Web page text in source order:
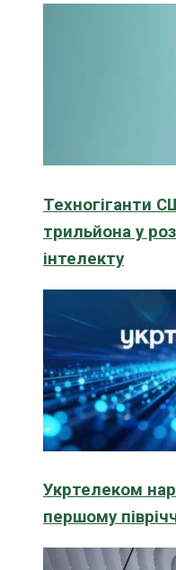
Техногіганти
трильйона у
інтелекту
Укртелеком
першому